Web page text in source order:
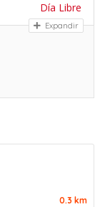
Día Libre
Expandir
0.3 km